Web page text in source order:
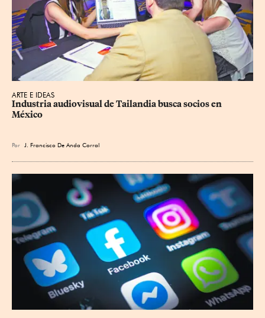
ARTE E IDEAS
Industria audiovisual de Tailandia busca socios en
México
Por J. Francisco De Anda Corral